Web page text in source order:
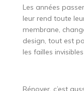
Les années
leur rend toute
membrane,
design, tout est
les failles
Rénover, c’est